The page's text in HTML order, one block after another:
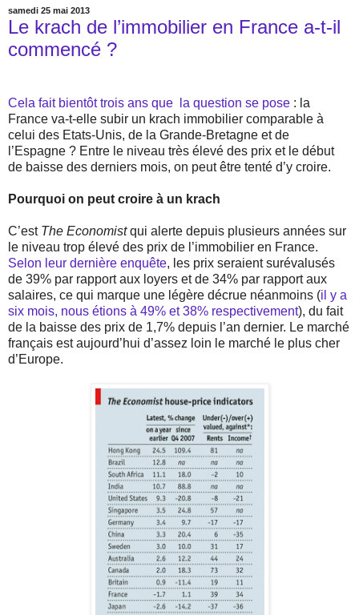
samedi 25 mai 2013
Le krach de l’immobilier en France a-t-il
commencé ?
Cela fait bientôt trois ans que la question se pose : la
France va-t-elle subir un krach immobilier comparable à
celui des Etats-Unis, de la Grande-Bretagne et de
l’Espagne ? Entre le niveau très élevé des prix et le début
de baisse des derniers mois, on peut être tenté d’y croire.
Pourquoi on peut croire à un krach
C’est The Economistqui alerte depuis plusieurs années sur
le niveau trop élevé des prix de l’immobilier en France.
Selon leur dernière enquête, les prix seraient surévalusés
de 39% par rapport aux loyers et de 34% par rapport aux
salaires, ce qui marque une légère décrue néanmoins (il y a
six mois, nous étions à 49% et 38% respectivement), du fait
de la baisse des prix de 1,7% depuis l’an dernier. Le marché
français est aujourd’hui d’assez loin le marché le plus cher
d’Europe.